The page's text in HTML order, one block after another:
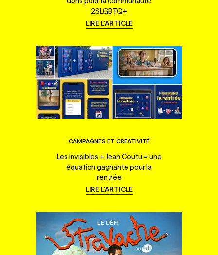
2SLGBTQ+
LIRE L'ARTICLE
CAMPAGNES ET CRÉATIVITÉ
Les Invisibles + Jean Coutu = une
équation gagnante pour la
rentrée
LIRE L'ARTICLE